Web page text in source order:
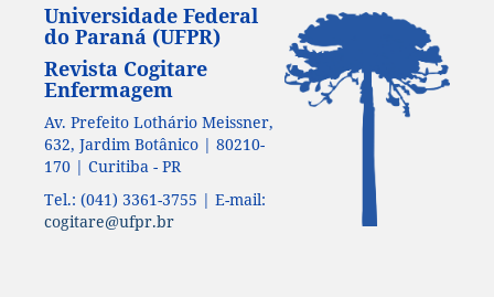
Universidade Federal
do Paraná (UFPR)
Revista Cogitare
Enfermagem
Av. Prefeito Lothário Meissner,
632, Jardim Botânico | 80210-
170 | Curitiba - PR
Tel.: (041) 3361-3755 | E-mail:
cogitare@ufpr.br